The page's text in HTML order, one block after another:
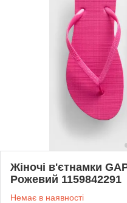
Жіночі в'єтнамки
Рожевий 1159842291
Немає в наявності